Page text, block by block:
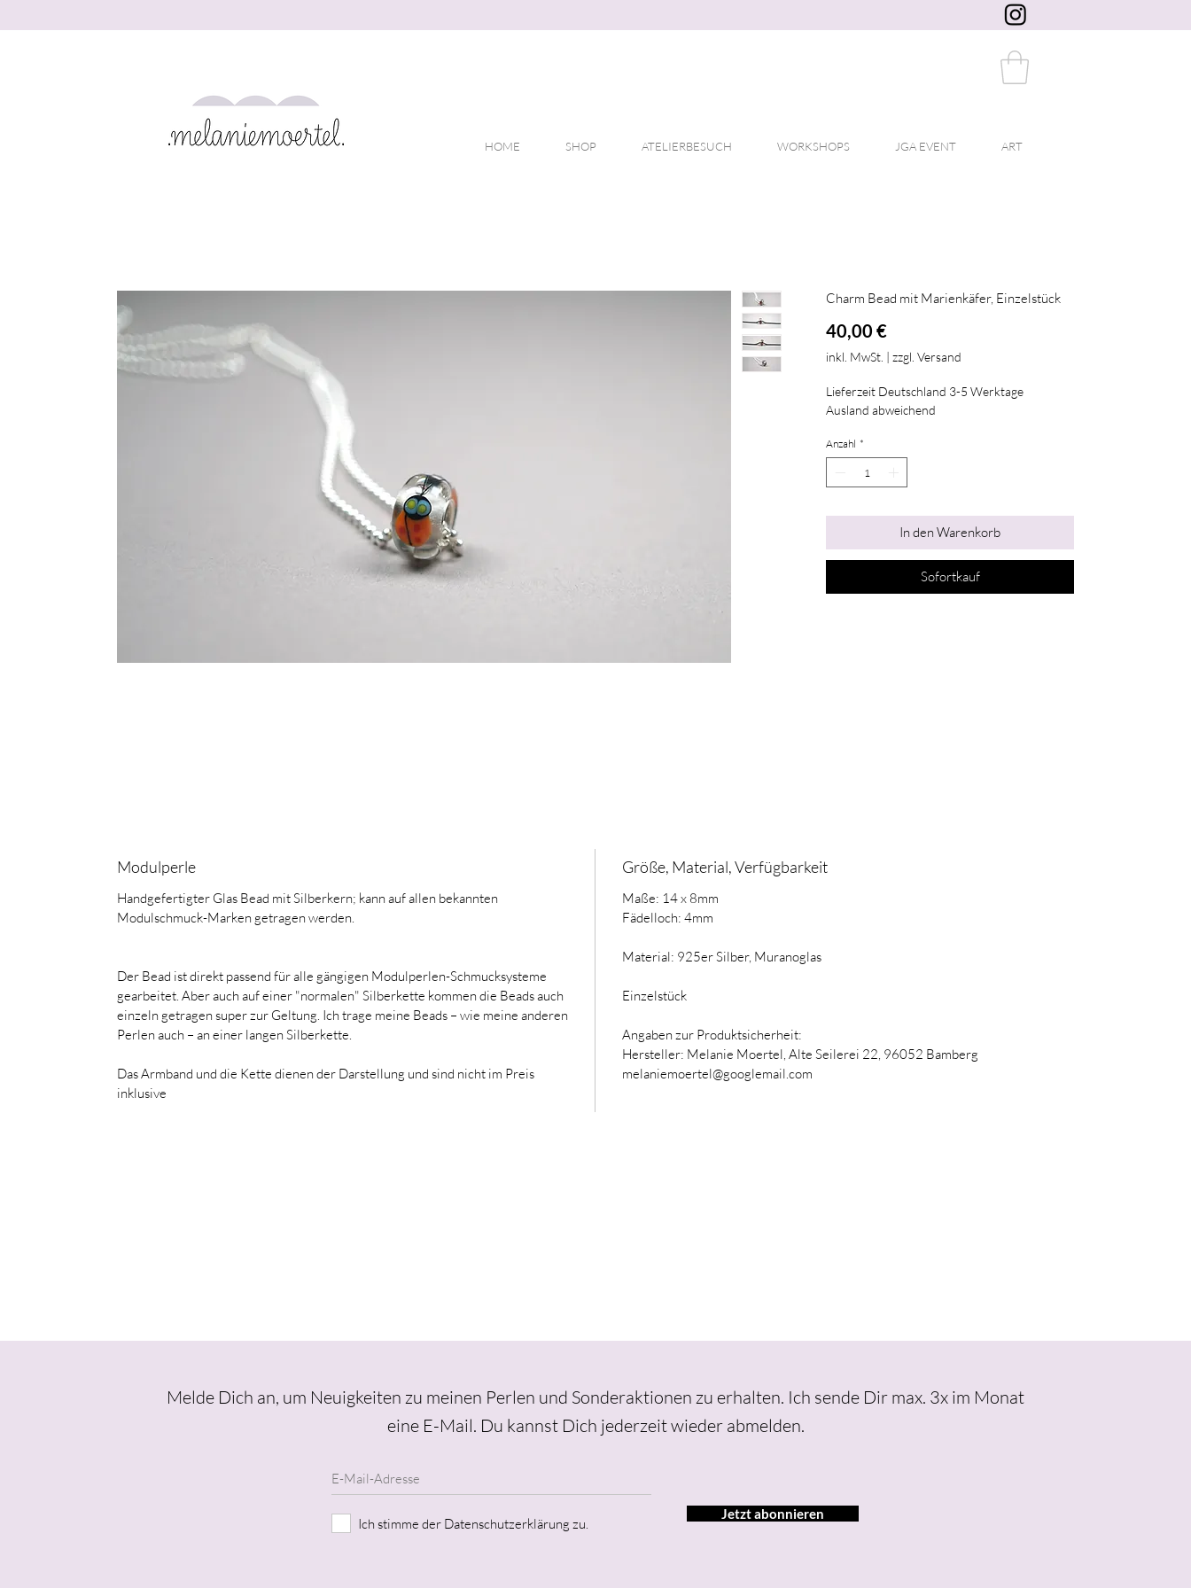
HOME SHOP ATELIERBESUCH WORKSHOPS JGA EVENT ART
Charm Bead mit Marienkäfer, Einzelstück
40,00 €Preis
inkl. MwSt. | zzgl. Versand
Lieferzeit Deutschland 3-5 Werktage
Ausland abweichend
Anzahl *
In den Warenkorb
Sofortkauf
Modulperle
Handgefertigter Glas Bead mit Silberkern; kann auf allen bekannten
Modulschmuck-Marken getragen werden.
Der Bead ist direkt passend für alle gängigen Modulperlen-Schmucksysteme
gearbeitet. Aber auch auf einer "normalen" Silberkette kommen die Beads auch
einzeln getragen super zur Geltung. Ich trage meine Beads – wie meine anderen
Perlen auch – an einer langen Silberkette.
Das Armband und die Kette dienen der Darstellung und sind nicht im Preis
inklusive
Größe, Material, Verfügbarkeit
Maße: 14 x 8mm
Fädelloch: 4mm
Material: 925er Silber, Muranoglas
Einzelstück
Angaben zur Produktsicherheit:
Hersteller: Melanie Moertel, Alte Seilerei 22, 96052 Bamberg
melaniemoertel@googlemail.com
Melde Dich an, um Neuigkeiten zu meinen Perlen und Sonderaktionen zu erhalten. Ich sende Dir max. 3x im Monat
eine E-Mail. Du kannst Dich jederzeit wieder abmelden.
Ich stimme der Datenschutzerklärung zu.
Jetzt abonnieren